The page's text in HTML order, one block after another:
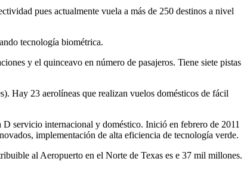
pues actualmente vuela a más de 250 destinos a nivel
tecnología biométrica.
y el quinceavo en número de pasajeros. Tiene siete pistas
Hay 23 aerolíneas que realizan vuelos domésticos de fácil
servicio internacional y doméstico. Inició en febrero de 2011
implementación de alta eficiencia de tecnología verde.
al Aeropuerto en el Norte de Texas es e 37 mil millones.